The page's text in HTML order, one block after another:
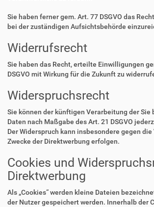
Sie haben ferner gem. Art. 77 DSGVO das
bei der zuständigen Aufsichtsbehörde
Widerrufsrecht
Sie haben das Recht, erteilte Einwilligungen
DSGVO mit Wirkung für die Zukunft zu
Widerspruchsrecht
Sie können der künftigen Verarbeitung der Sie
Daten nach Maßgabe des Art. 21 DSGVO
Der Widerspruch kann insbesondere gegen
Zwecke der Direktwerbung erfolgen.
Cookies und
Direktwerbung
Als „Cookies“ werden kleine Dateien
der Nutzer gespeichert werden. Innerhalb der